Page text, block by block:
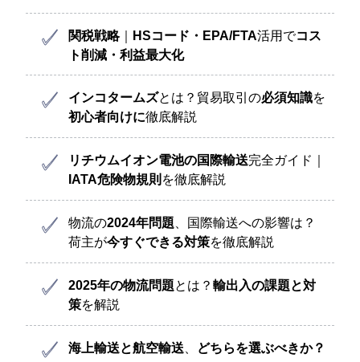
関税戦略｜ HSコード・EPA/FTA活用でコス
ト削減・利益最大化
インコタームズとは？貿易取引の必須知識を
初心者向けに徹底解説
リチウムイオン電池の国際輸送完全ガイド｜
IATA危険物規則 を徹底解説
物流の2024年問題 、国際輸送への影響は？
荷主が今すぐできる対策を徹底解説
2025年の物流問題とは？ 輸出入の課題と対
策を解説
海上輸送と航空輸送 どちらを選ぶべきか？